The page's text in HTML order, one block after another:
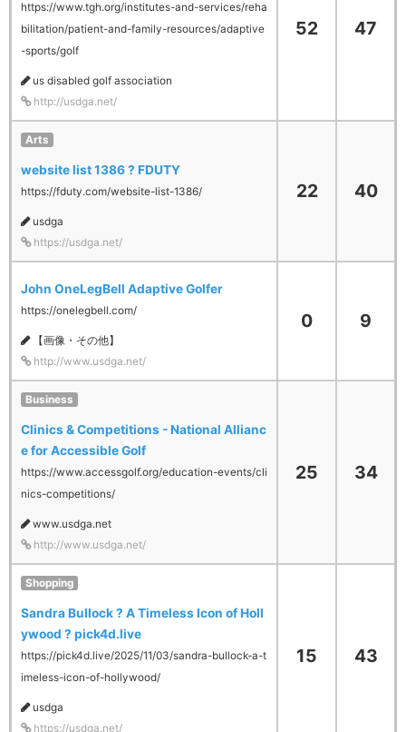
https://www.tgh.org/institutes-and-services/reha
bilitation/patient-and-family-resources/adaptive
-sports/golf
us disabled golf association
http://usdga.net/
52 47
Arts
website list 1386 ? FDUTY
https://fduty.com/website-list-1386/
usdga
https://usdga.net/
22 40
John OneLegBell Adaptive Golfer
https://onelegbell.com/
【画像・その他】
http://www.usdga.net/
0 9
Business
Clinics & Competitions - National Allianc
e for Accessible Golf
https://www.accessgolf.org/education-events/cli
nics-competitions/
www.usdga.net
http://www.usdga.net/
25 34
Shopping
Sandra Bullock ? A Timeless Icon of Holl
ywood ? pick4d.live
https://pick4d.live/2025/11/03/sandra-bullock-a-t
imeless-icon-of-hollywood/
usdga
https://usdga.net/
15 43